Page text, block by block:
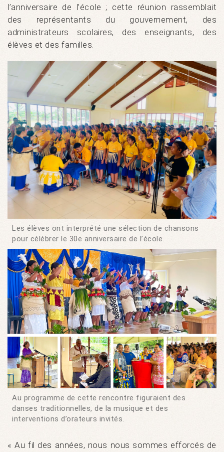
l’anniversaire de l’école ; cette réunion rassemblait
des représentants du gouvernement, des
administrateurs scolaires, des enseignants, des
élèves et des familles.
Les élèves ont interprété une sélection de chansons
pour célébrer le 30e anniversaire de l’école.
Au programme de cette rencontre figuraient des
danses traditionnelles, de la musique et des
interventions d’orateurs invités.
« Au fil des années, nous nous sommes efforcés de